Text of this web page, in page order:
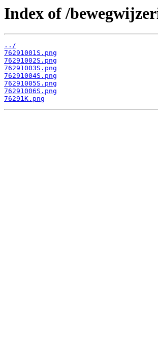
Index of /
../
76291001S.png
76291002S.png
76291003S.png
76291004S.png
76291005S.png
76291006S.png
76291K.png